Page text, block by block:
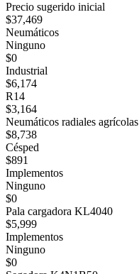
Precio sugerido inicial
$37,469
Neumáticos
Ninguno
$0
Industrial
$6,174
R14
$3,164
Neumáticos radiales agrícolas
$8,738
Césped
$891
Implementos
Ninguno
$0
Pala cargadora KL4040
$5,999
Implementos
Ninguno
$0